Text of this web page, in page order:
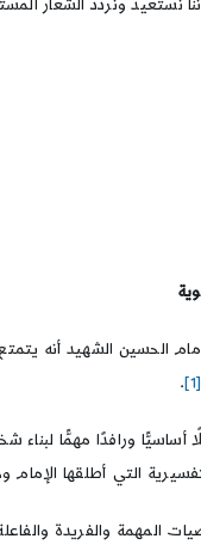
نستعيد ونردد
الحسين الشهيد أنه
[1]
.
أساسيًّا ورافدًا مهمًّا
التفسيرية التي أطلقها
المهمة والفريدة